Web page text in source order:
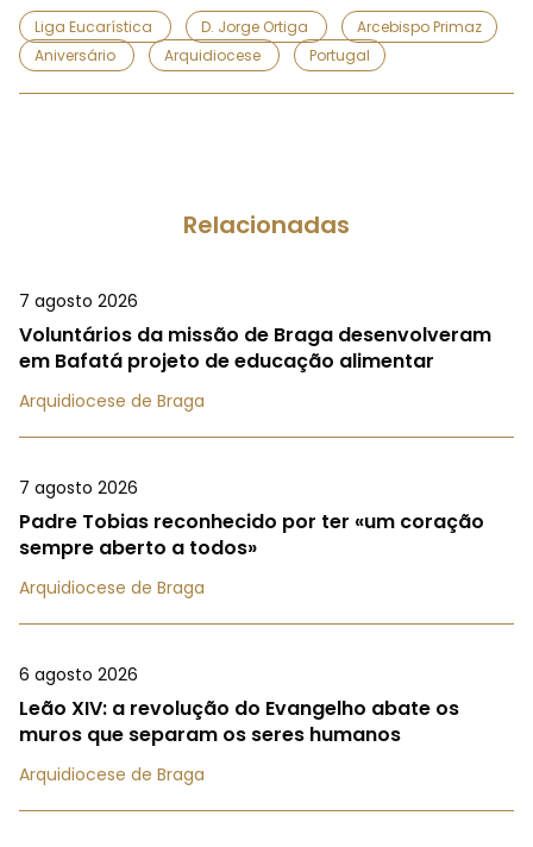
Liga Eucarística D. Jorge Ortiga
Arcebispo Primaz
Aniversário
Arquidiocese Portugal
Relacionadas
7 agosto 2026
Voluntários da missão de Braga desenvolveram
em Bafatá projeto de educação alimentar
Arquidiocese de Braga
7 agosto 2026
Padre Tobias reconhecido por ter «um coração
sempre aberto a todos»
Arquidiocese de Braga
6 agosto 2026
Leão XIV: a revolução do Evangelho abate os
muros que separam os seres humanos
Arquidiocese de Braga